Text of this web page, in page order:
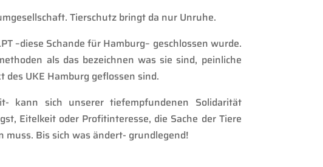
Tierschutz bringt da nur Unruhe.
–diese Schande für Hamburg– geschlossen wurde.
als das bezeichnen was sie sind, peinliche
UKE Hamburg geflossen sind.
kann sich unserer tiefempfundenen Solidarität
Eitelkeit oder Profitinteresse, die Sache der Tiere
muss. Bis sich was ändert- grundlegend!